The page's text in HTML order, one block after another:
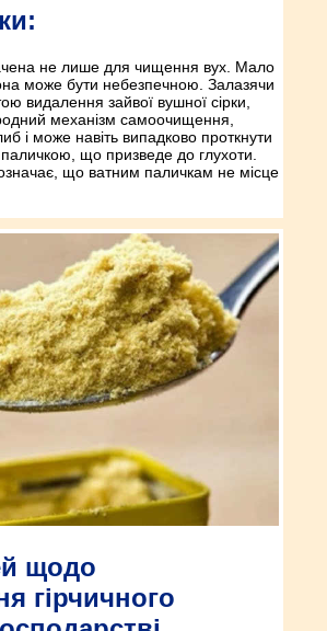
не лише для чищення вух. Мало
може бути небезпечною. Залазячи
видалення зайвої вушної сірки,
механізм самоочищення,
і може навіть випадково проткнути
що призведе до глухоти.
що ватним паличкам не місце
щодо
гірчичного